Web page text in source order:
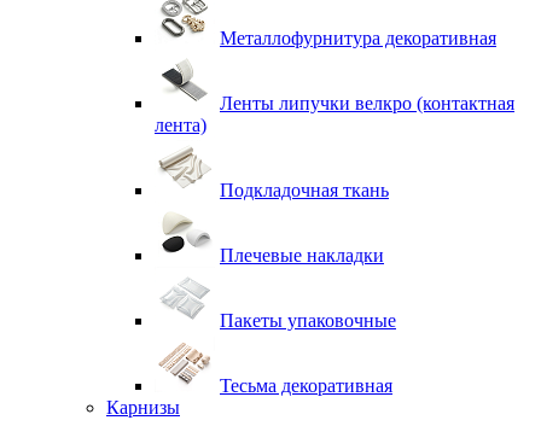
Металлофурнитура декоративная
Ленты липучки велкро (контактная
лента)
Подкладочная ткань
Плечевые накладки
Пакеты упаковочные
Тесьма декоративная
Карнизы